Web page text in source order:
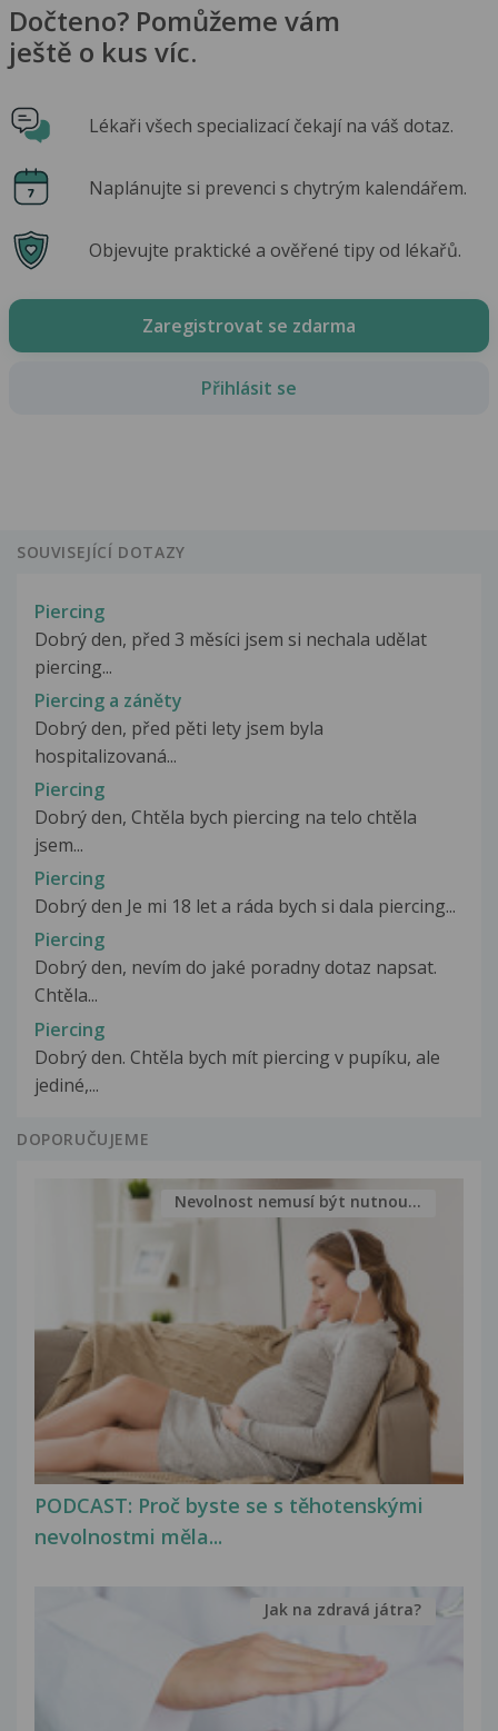
Dočteno? Pomůžeme vám
ještě o kus víc.
Lékaři všech specializací čekají na váš dotaz.
Naplánujte si prevenci s chytrým kalendářem.
Objevujte praktické a ověřené tipy od lékařů.
Zaregistrovat se zdarma
Přihlásit se
SOUVISEJÍCÍ DOTAZY
Piercing
Dobrý den, před 3 měsíci jsem si nechala udělat
piercing...
Piercing a záněty
Dobrý den, před pěti lety jsem byla
hospitalizovaná...
Piercing
Dobrý den, Chtěla bych piercing na telo chtěla
jsem...
Piercing
Dobrý den Je mi 18 let a ráda bych si dala piercing...
Piercing
Dobrý den, nevím do jaké poradny dotaz napsat.
Chtěla...
Piercing
Dobrý den. Chtěla bych mít piercing v pupíku, ale
jediné,...
DOPORUČUJEME
PODCAST: Proč byste se s těhotenskými
nevolnostmi měla...
Nevolnost nemusí být nutnou...
Jak na zdravá játra?